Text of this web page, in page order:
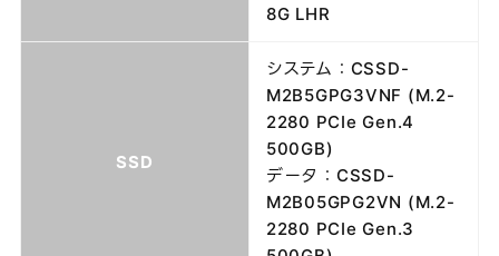
8G LHR
SSD
システム：CSSD-
M2B5GPG3VNF (M.2-
2280 PCIe Gen.4
500GB)
データ：CSSD-
M2B05GPG2VN (M.2-
2280 PCIe Gen.3